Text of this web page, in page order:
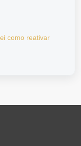
como reativar